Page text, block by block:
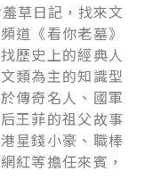
草日記，找來文
道《看你老墓》
歷史上的經典人
類為主的知識型
傳奇名人、國軍
王菲的祖父故事
星錢小豪、職棒
紅等擔任來賓，